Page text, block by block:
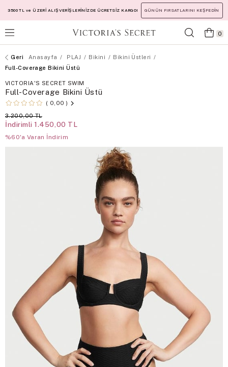
3500 TL ve ÜZERİ ALIŞVERİŞLERİNİZDE ÜCRETSİZ KARGO! GÜNÜN FIRSATLARINI KEŞFEDİN
0
Anasayfa PLAJ Bikini
Bikini Üstleri
Full-Coverage Bikini Üstü
VICTORIA'S SECRET SWIM
Full-Coverage Bikini Üstü
0,00
3.200,00 TL
İndirimli 1.450,00 TL
%60'a Varan İndirim